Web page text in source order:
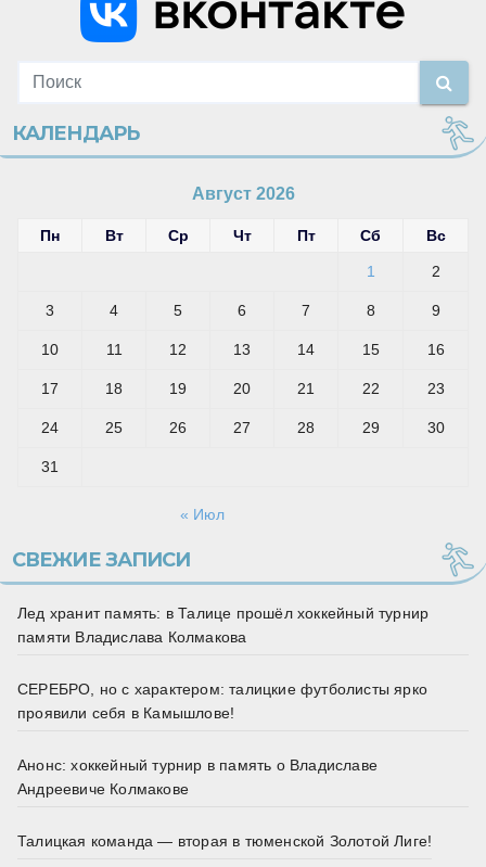
КАЛЕНДАРЬ
Август 2026
Пн Вт Ср Чт Пт Сб Вс
1 2
3 4 5 6 7 8 9
10 11 12 13 14 15 16
17 18 19 20 21 22 23
24 25 26 27 28 29 30
31
« Июл
СВЕЖИЕ ЗАПИСИ
Лед хранит память: в Талице прошёл хоккейный турнир
памяти Владислава Колмакова
СЕРЕБРО, но с характером: талицкие футболисты ярко
проявили себя в Камышлове!
Анонс: хоккейный турнир в память о Владиславе
Андреевиче Колмакове
Талицкая команда — вторая в тюменской Золотой Лиге!